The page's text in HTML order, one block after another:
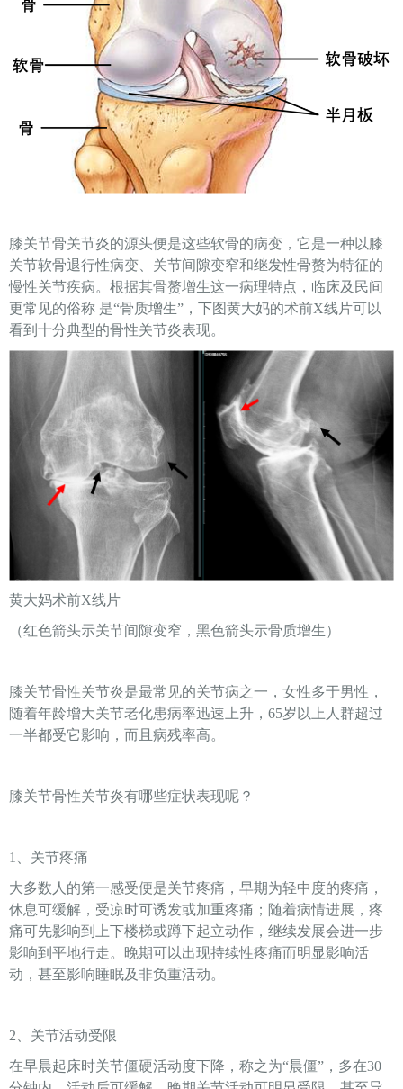
膝关节骨关节炎的源头便是这些软骨的病变，它是一种以膝
关节软骨退行性病变、关节间隙变窄和继发性骨赘为特征的
慢性关节疾病。根据其骨赘增生这一病理特点，临床及民间
更常见的俗称 是“骨质增生”，下图黄大妈的术前X线片可以
看到十分典型的骨性关节炎表现。
黄大妈术前X线片
（红色箭头示关节间隙变窄，黑色箭头示骨质增生）
膝关节骨性关节炎是最常见的关节病之一，女性多于男性，
随着年龄增大关节老化患病率迅速上升，65岁以上人群超过
一半都受它影响，而且病残率高。
膝关节骨性关节炎有哪些症状表现呢？
1、关节疼痛
大多数人的第一感受便是关节疼痛，早期为轻中度的疼痛，
休息可缓解，受凉时可诱发或加重疼痛；随着病情进展，疼
痛可先影响到上下楼梯或蹲下起立动作，继续发展会进一步
影响到平地行走。晚期可以出现持续性疼痛而明显影响活
动，甚至影响睡眠及非负重活动。
2、关节活动受限
在早晨起床时关节僵硬活动度下降，称之为“晨僵”，多在30